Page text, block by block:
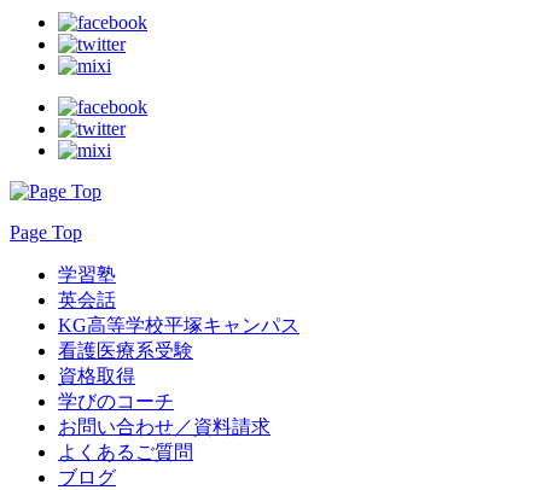
Page Top
学習塾
英会話
KG高等学校平塚キャンパス
看護医療系受験
資格取得
学びのコーチ
お問い合わせ／資料請求
よくあるご質問
ブログ